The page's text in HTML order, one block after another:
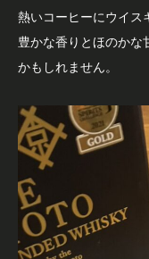
熱いコーヒーにウイス
豊かな香りとほのかな
かもしれません。